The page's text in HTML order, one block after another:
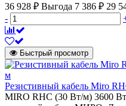
36 928 ₽ Выгода 7 386 ₽ 29
-
Быстрый просмотр
Резистивный кабель Miro
MIRO RHC (30 Вт/м) 3600